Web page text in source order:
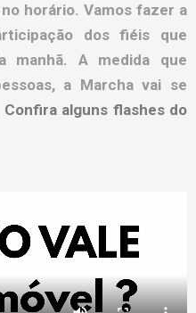
horário. Vamos fazer a
dos fiéis que
manhã. A medida que
a Marcha vai se
Confira alguns flashes do